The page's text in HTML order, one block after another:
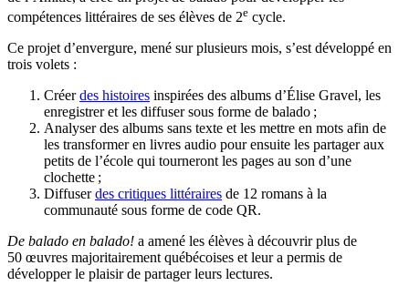
compétences littéraires de ses élèves de 2e cycle.
Ce projet d’envergure, mené sur plusieurs mois, s’est développé en
trois volets :
Créerdes histoires inspirées des albums d’Élise Gravel, les
enregistrer et les diffuser sous forme de balado ;
Analyser des albums sans texte et les mettre en mots afin de
les transformer en livres audio pour ensuite les partager aux
petits de l’école qui tourneront les pages au son d’une
clochette ;
Diffuserdes critiques littéraires de 12 romans à la
communauté sous forme de code QR.
De balado en balado! a amené les élèves à découvrir plus de
50 œuvres majoritairement québécoises et leur a permis de
développer le plaisir de partager leurs lectures.